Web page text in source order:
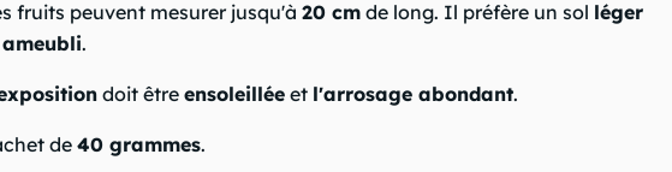
fruits peuvent mesurer jusqu'à 20 cm de long. Il préfère un sol léger
ameubli.
doit être ensoleillée et l'arrosage abondant.
de 40 grammes.